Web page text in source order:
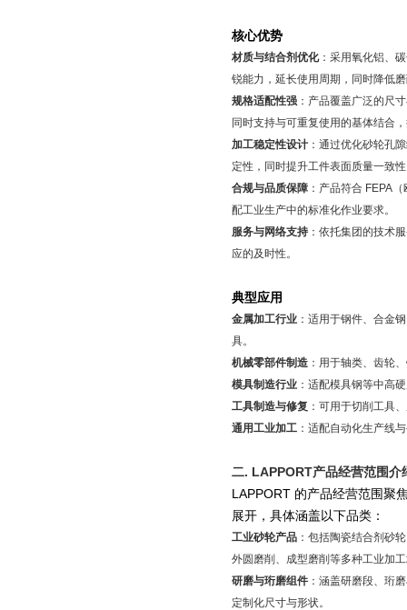
核心优势
材质与结合剂优化：采用氧化铝、
锐能力，延长使用周期，同时降低
规格适配性强 ：产品覆盖广泛的尺
同时支持与可重复使用的基体结合
加工稳定性设计 ：通过优化砂轮孔
定性，同时提升工件表面质量一致
合规与品质保障 ：产品符合 FEPA
配工业生产中的标准化作业要求。
服务与网络支持 ：依托集团的技术
应的及时性。
典型应用
金属加工行业 ：适用于钢件、合金
具。
机械零部件制造 ：用于轴类、齿轮
模具制造行业 ：适配模具钢等中高
工具制造与修复 ：可用于切削工具
通用工业加工 ：适配自动化生产线
二. LAPPORT产品经营范围介
LAPPORT 的产品经营范围聚
展开，具体涵盖以下品类：
工业砂轮产品 ：包括陶瓷结合剂砂
外圆磨削、成型磨削等多种工业加
研磨与珩磨组件 ：涵盖研磨段、珩
定制化尺寸与形状。